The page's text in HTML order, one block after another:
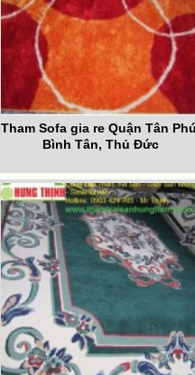
Tham Sofa gia re Quận Tân
Bình Tân, Thủ Đức